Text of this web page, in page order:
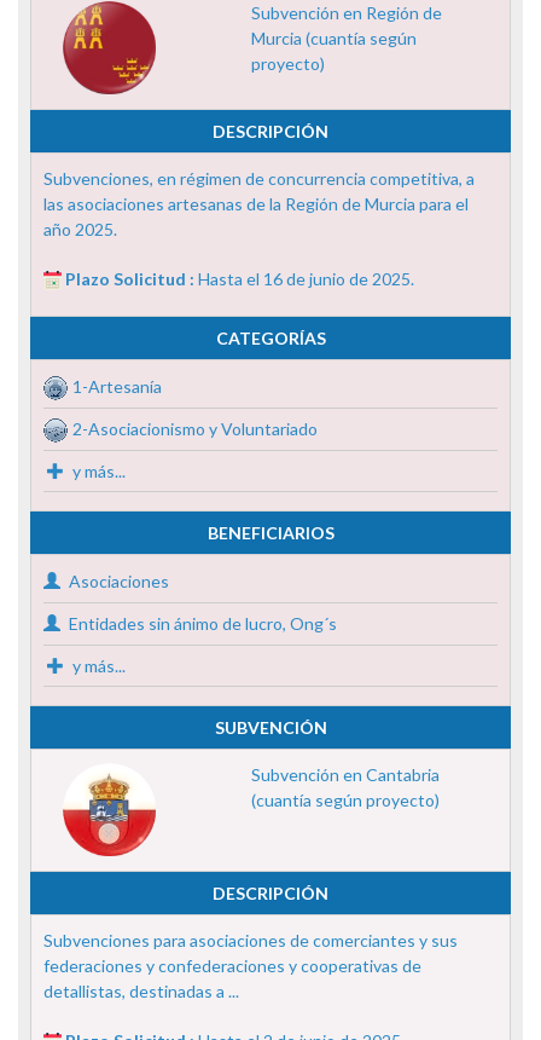
Subvención en Región de
Murcia (cuantía según
proyecto)
DESCRIPCIÓN
Subvenciones, en régimen de concurrencia competitiva, a
las asociaciones artesanas de la Región de Murcia para el
año 2025.
Plazo Solicitud : Hasta el 16 de junio de 2025.
CATEGORÍAS
1-Artesanía
2-Asociacionismo y Voluntariado
y más...
BENEFICIARIOS
Asociaciones
Entidades sin ánimo de lucro, Ong´s
y más...
SUBVENCIÓN
Subvención en Cantabria
(cuantía según proyecto)
DESCRIPCIÓN
Subvenciones para asociaciones de comerciantes y sus
federaciones y confederaciones y cooperativas de
detallistas, destinadas a ...